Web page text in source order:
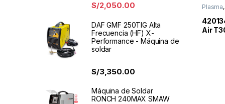
Plasma
Air
S/2,050.00
DAF GMF 250TIG Alta
Frecuencia (HF) X-
Performance - Máquina de
soldar
S/3,350.00
Máquina de Soldar
RONCH 240MAX SMAW